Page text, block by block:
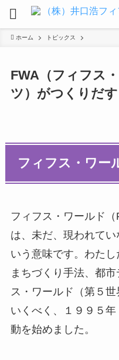
ホーム トピックス
FWA（フィフス
ツ）がつくりだ
フィフス・ワー
フィフス・ワールド
は、未だ、現われて
いう意味です。わたし
まちづくり手法、都
ス・ワールド（第５
いくべく、１９９５
動を始めました。